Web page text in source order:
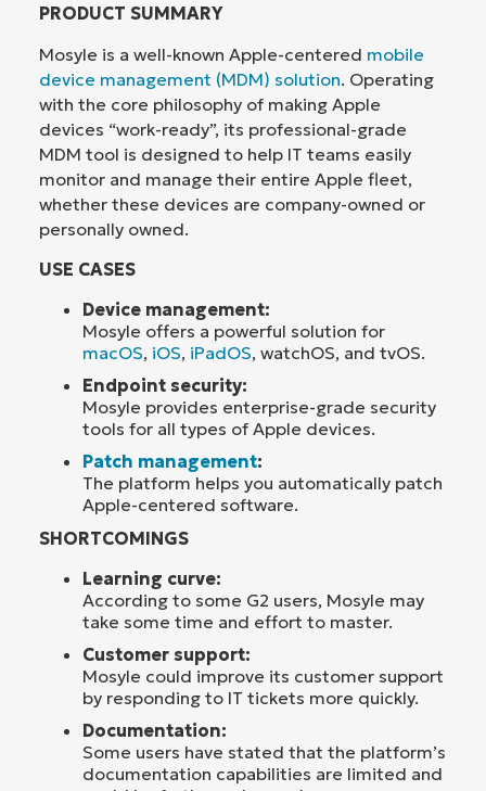
PRODUCT SUMMARY
Mosyle is a well-known Apple-centered mobile
device management (MDM) solution. Operating
with the core philosophy of making Apple
devices “work-ready”, its professional-grade
MDM tool is designed to help IT teams easily
monitor and manage their entire Apple fleet,
whether these devices are company-owned or
personally owned.
USE CASES
Device management:
Mosyle offers a powerful solution for
macOS, iOS, iPadOS, watchOS, and tvOS.
Endpoint security:
Mosyle provides enterprise-grade security
tools for all types of Apple devices.
Patch management:
The platform helps you automatically patch
Apple-centered software.
SHORTCOMINGS
Learning curve:
According to some G2 users, Mosyle may
take some time and effort to master.
Customer support:
Mosyle could improve its customer support
by responding to IT tickets more quickly.
Documentation:
Some users have stated that the platform’s
documentation capabilities are limited and